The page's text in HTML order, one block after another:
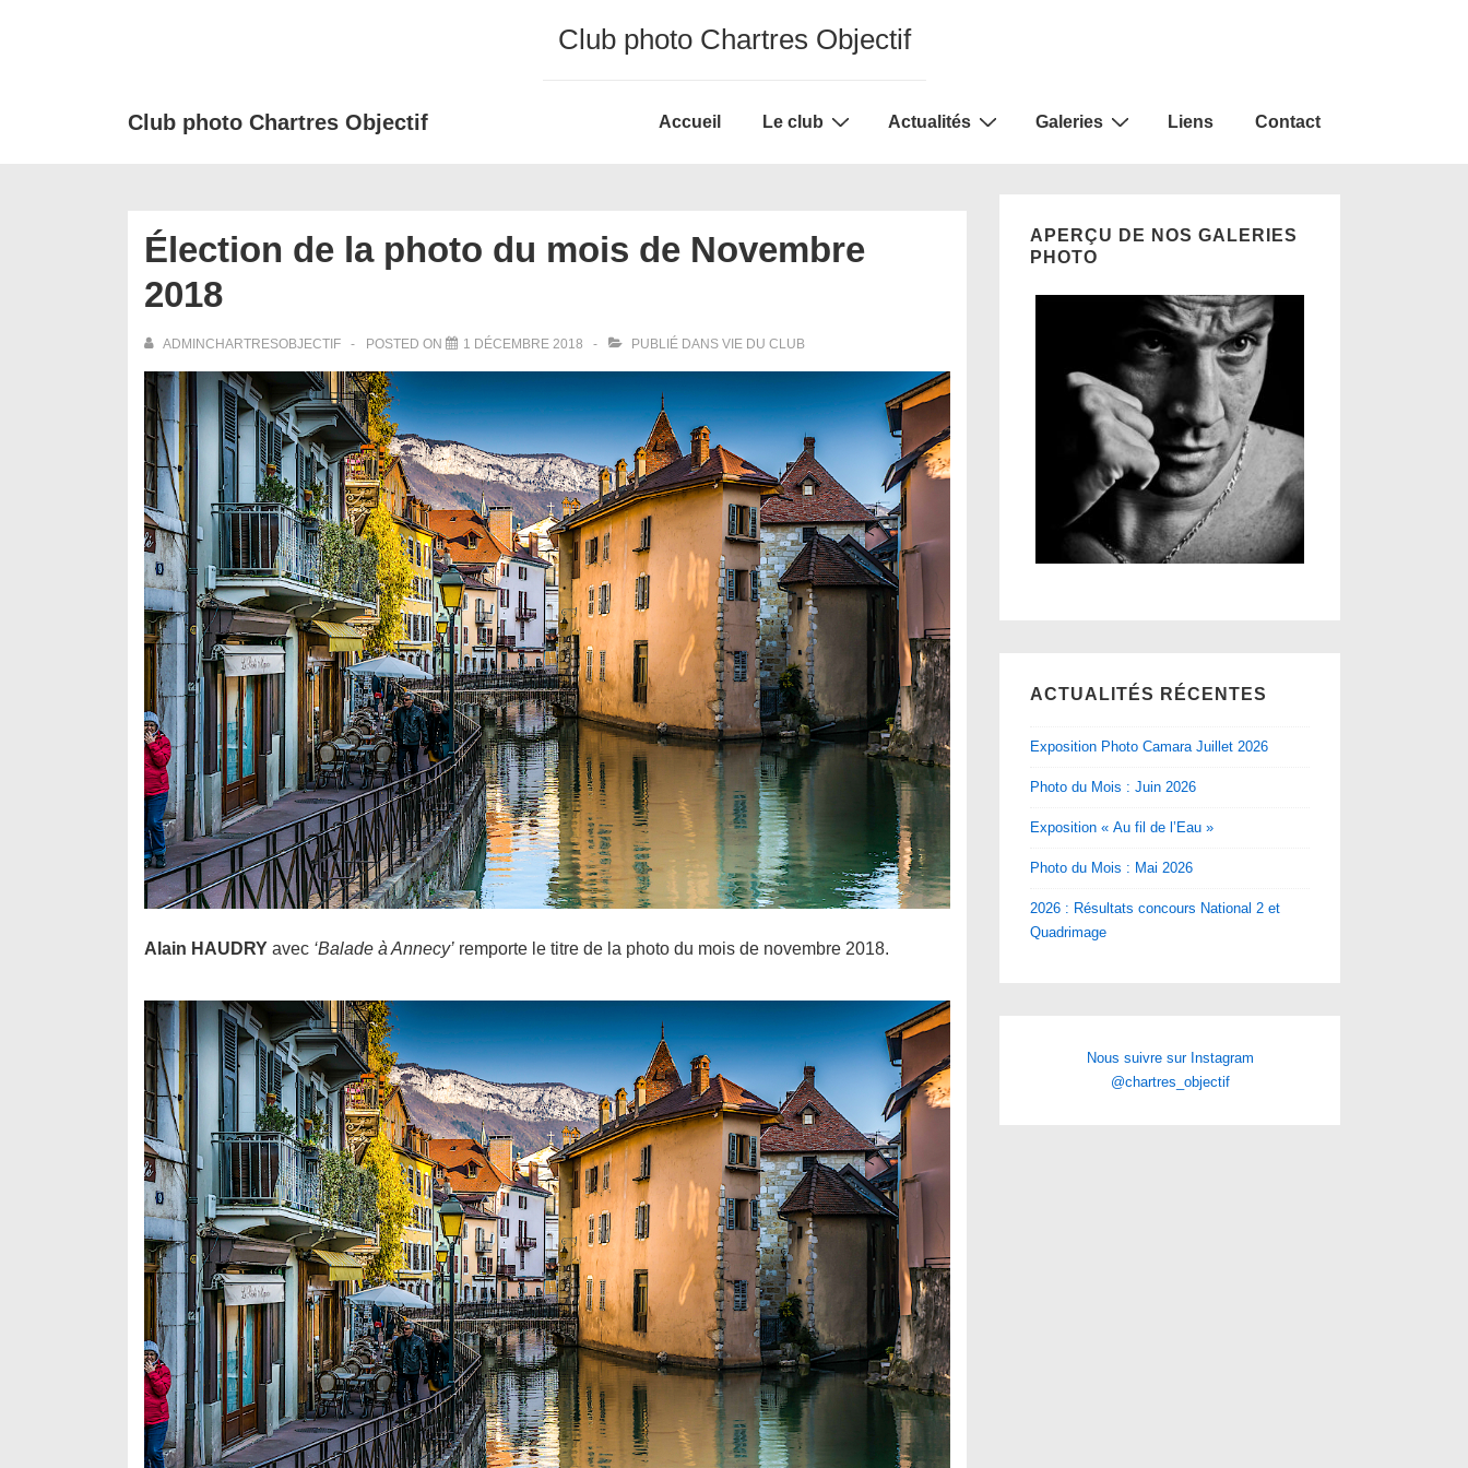
Club photo Chartres Objectif
Club photo Chartres Objectif
Main
Accueil Le club Actualités Galeries Liens Contact
Élection de la photo du mois de Novembre
2018
ADMINCHARTRESOBJECTIF POSTED ON 1 DÉCEMBRE 2018 PUBLIÉ DANS VIE DU CLUB
Alain HAUDRY avec ‘Balade à Annecy’ remporte le titre de la photo du mois de novembre 2018.
APERÇU DE NOS GALERIES
PHOTO
ACTUALITÉS RÉCENTES
Exposition Photo Camara Juillet 2026
Photo du Mois : Juin 2026
Exposition « Au fil de l’Eau »
Photo du Mois : Mai 2026
2026 : Résultats concours National 2 et
Quadrimage
Nous suivre sur Instagram
@chartres_objectif